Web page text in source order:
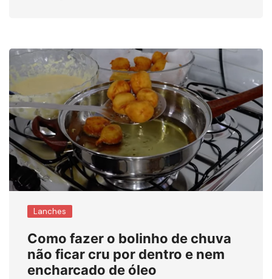
Lanches
Como fazer o bolinho de chuva
não ficar cru por dentro e nem
encharcado de óleo